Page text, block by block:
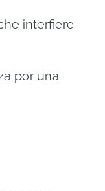
interfiere
por una